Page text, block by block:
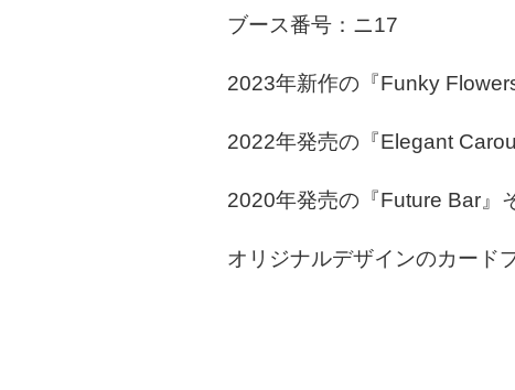
ブース番号：ニ17
2023年新作の『Funky
2022年発売の『Elegant
2020年発売の『Future Bar』
オリジナルデザインのカード